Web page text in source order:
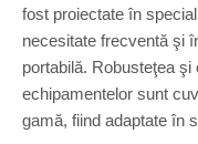
fost proiectate în
necesitate frecventă şi
portabilă. Robusteţea
echipamentelor sunt
gamă, fiind adaptate în